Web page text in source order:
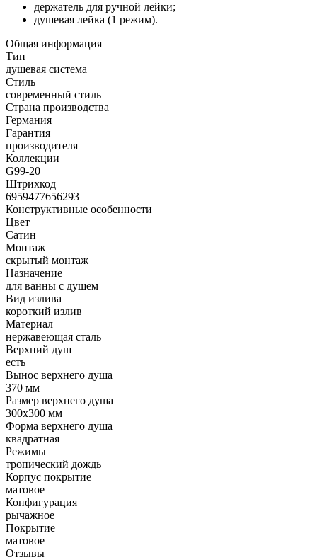
держатель для ручной лейки;
душевая лейка (1 режим).
Общая информация
Тип
душевая система
Стиль
современный стиль
Страна производства
Германия
Гарантия
производителя
Коллекции
G99-20
Штрихкод
6959477656293
Конструктивные особенности
Цвет
Сатин
Монтаж
скрытый монтаж
Назначение
для ванны с душем
Вид излива
короткий излив
Материал
нержавеющая сталь
Верхний душ
есть
Вынос верхнего душа
370 мм
Размер верхнего душа
300х300 мм
Форма верхнего душа
квадратная
Режимы
тропический дождь
Корпус покрытие
матовое
Конфигурация
рычажное
Покрытие
матовое
Отзывы